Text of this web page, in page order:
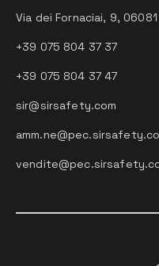
Via dei Fornaciai, 9,
+39 075 804 37 37
+39 075 804 37 47
sir@sirsafety.com